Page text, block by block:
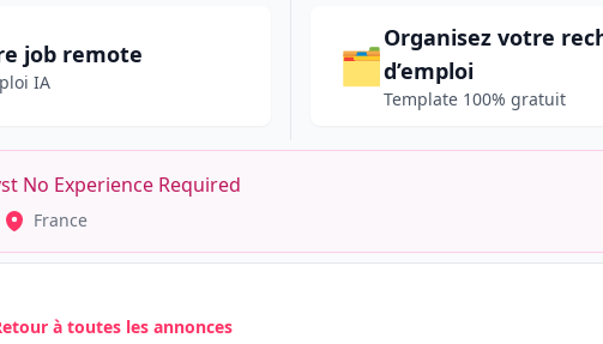
job remote
IA 🗂️
Organisez votre
d’emploi
Template 100% gratuit
No Experience Required
France
à toutes les annonces